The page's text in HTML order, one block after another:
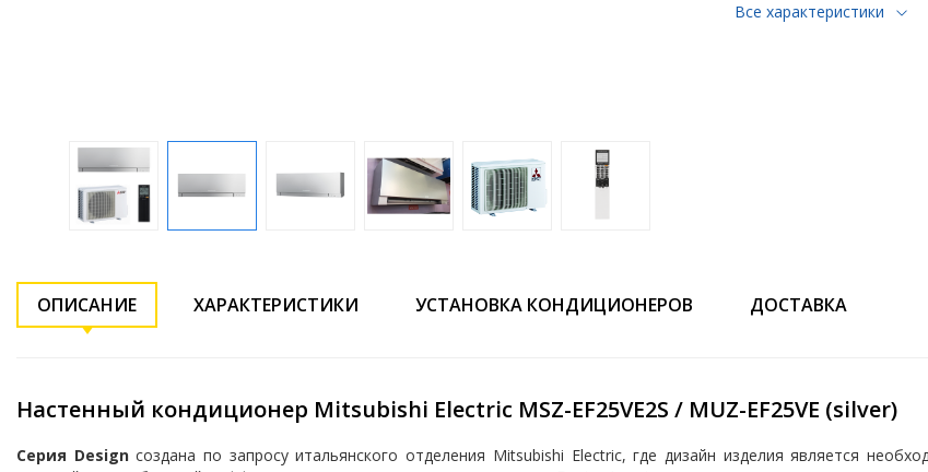
Все характеристики
ОПИСАНИЕ ХАРАКТЕРИСТИКИ УСТАНОВКА КОНДИЦИОНЕРОВ ДОСТАВКА
Настенный кондиционер Mitsubishi Electric MSZ-EF25VE2S / MUZ-EF25VE (silver)
Серия Designсоздана по запросу итальянского отделения Mitsubishi Electric, где дизайн изделия является